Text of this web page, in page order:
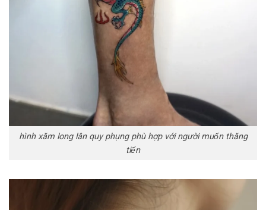
hình xăm long lân quy phụng phù hợp với người muốn thăng
tiến